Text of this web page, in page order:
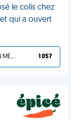
le colis chez
qui a ouvert
TU L'AS BIEN MÉRITÉ 1 057